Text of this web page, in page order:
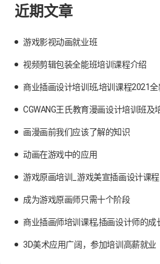
近期文章
游戏影视动画就业班
视频剪辑包装全能班培训课程介绍
商业插画设计培训班,培训课程2021全
CGWANG王氏教育漫画设计培训班及
画漫画前我们应该了解的知识
动画在游戏中的应用
游戏原画培训_游戏美宣插画设计课程
成为游戏原画师只需十个阶段
商业插画师培训课程,插画设计师的成
3D美术应用广阔，参加培训高薪就业